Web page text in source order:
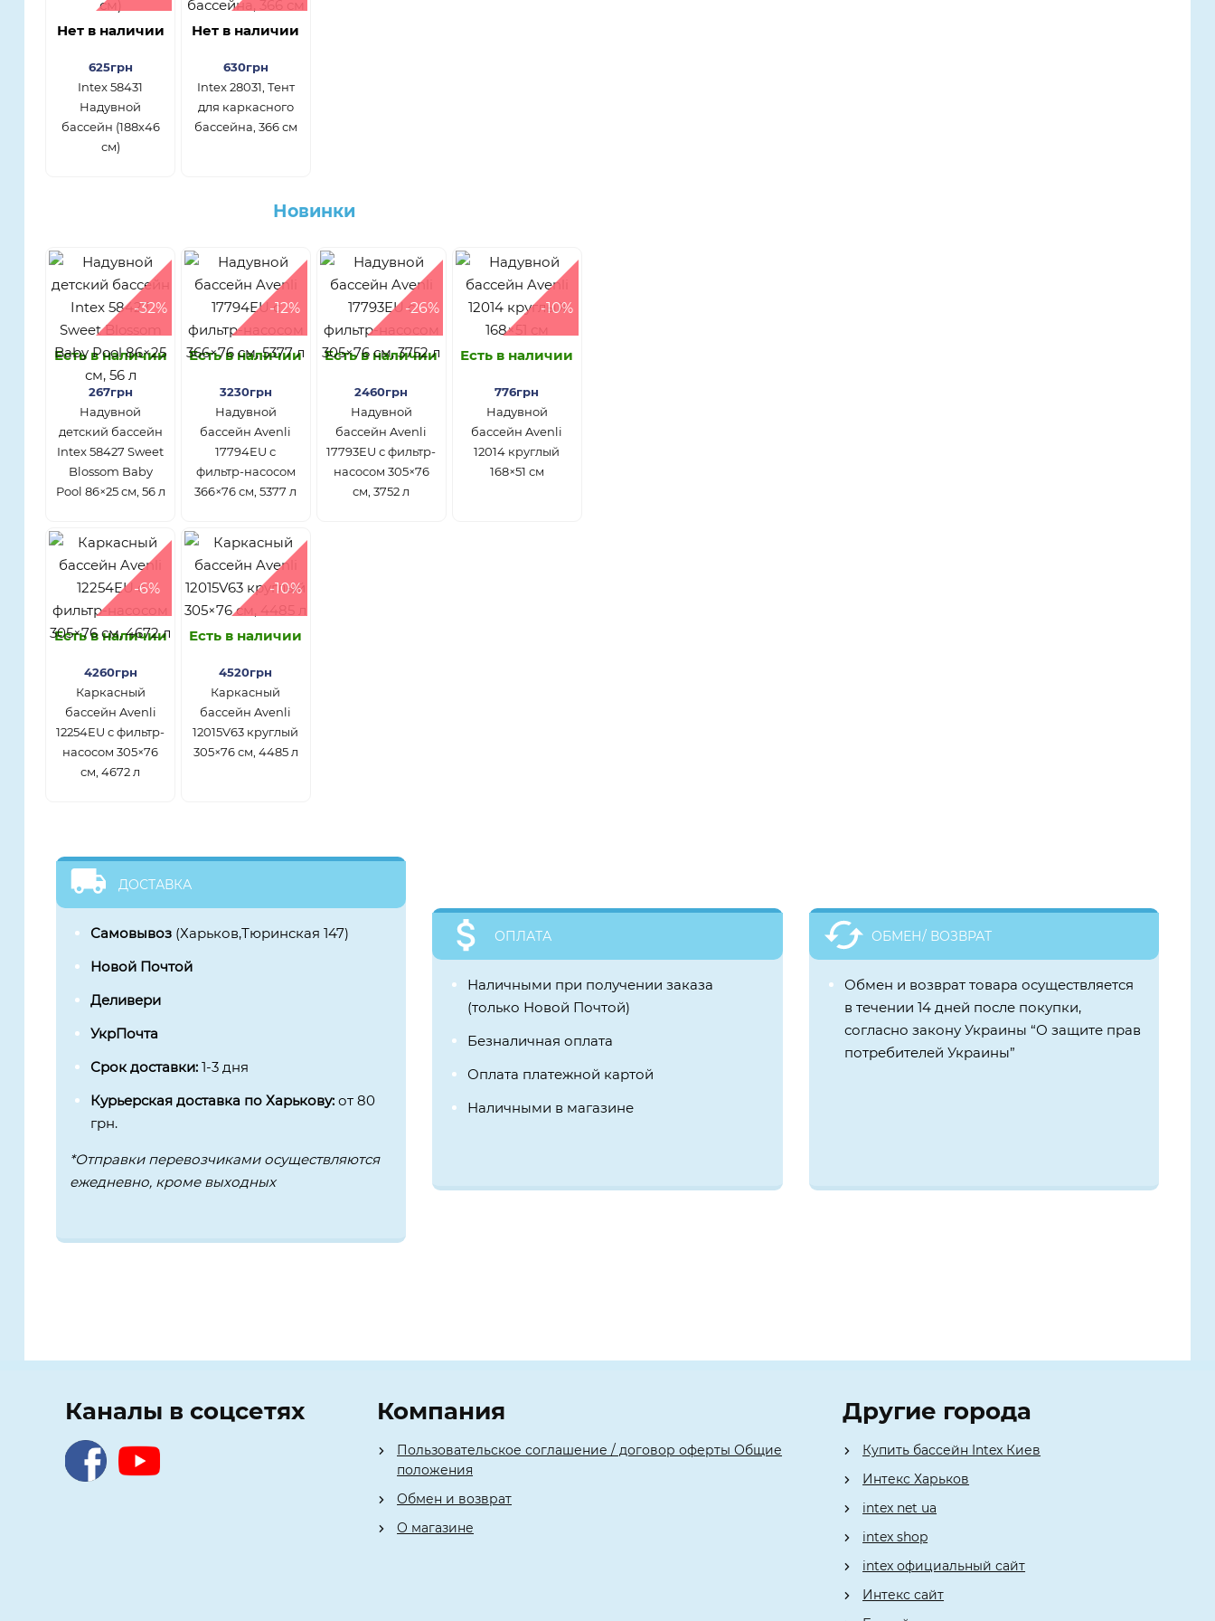
Нет в наличии
625грн
Intex 58431
Надувной
бассейн (188х46
см)
Нет в наличии
630грн
Intex 28031, Тент
для каркасного
бассейна, 366 см
Новинки
-32%
Есть в наличии
267грн
Надувной
детский бассейн
Intex 58427 Sweet
Blossom Baby
Pool 86×25 см, 56 л
-12%
Есть в наличии
3230грн
Надувной
бассейн Avenli
17794EU с
фильтр-насосом
366×76 см, 5377 л
-26%
Есть в наличии
2460грн
Надувной
бассейн Avenli
17793EU с фильтр-
насосом 305×76
см, 3752 л
-10%
Есть в наличии
776грн
Надувной
бассейн Avenli
12014 круглый
168×51 см
-6%
Есть в наличии
4260грн
Каркасный
бассейн Avenli
12254EU с фильтр-
насосом 305×76
см, 4672 л
-10%
Есть в наличии
4520грн
Каркасный
бассейн Avenli
12015V63 круглый
305×76 см, 4485 л
ДОСТАВКА
Самовывоз (Харьков,Тюринская 147)
Новой Почтой
Деливери
УкрПочта
Срок доставки:1-3 дня
Курьерская доставка по Харькову:от 80
грн.
*Отправки перевозчиками осуществляются
ежедневно, кроме выходных
ОПЛАТА
Наличными при получении заказа
(только Новой Почтой)
Безналичная оплата
Оплата платежной картой
Наличными в магазине
ОБМЕН/ ВОЗВРАТ
Обмен и возврат товара осуществляется
в течении 14 дней после покупки,
согласно закону Украины “О защите прав
потребителей Украины”
Каналы в соцсетях Компания
Пользовательское соглашение / договор оферты Общие
положения
Обмен и возврат
О магазине
Другие города
Купить бассейн Intex Киев
Интекс Харьков
intex net ua
intex shop
intex официальный сайт
Интекс сайт